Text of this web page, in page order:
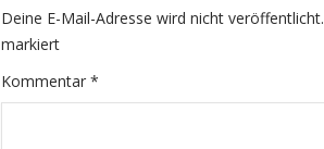
Deine E-Mail-Adresse wird nicht veröffentlicht.
markiert
Kommentar *